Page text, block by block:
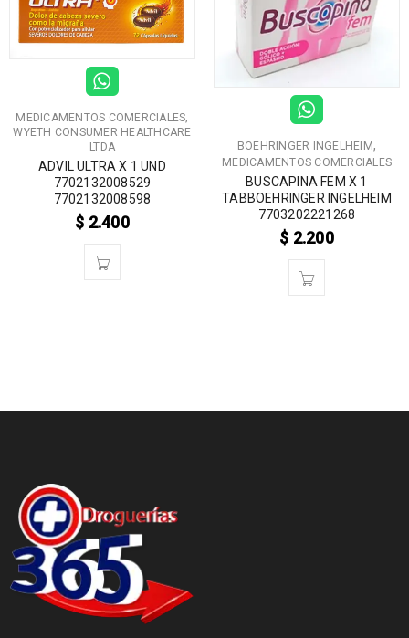
MEDICAMENTOS COMERCIALES,
WYETH CONSUMER HEALTHCARE
LTDA
ADVIL ULTRA X 1 UND
7702132008529
7702132008598
$ 2.400
BOEHRINGER INGELHEIM,
MEDICAMENTOS COMERCIALES
BUSCAPINA FEM X 1
TABBOEHRINGER INGELHEIM
7703202221268
$ 2.200